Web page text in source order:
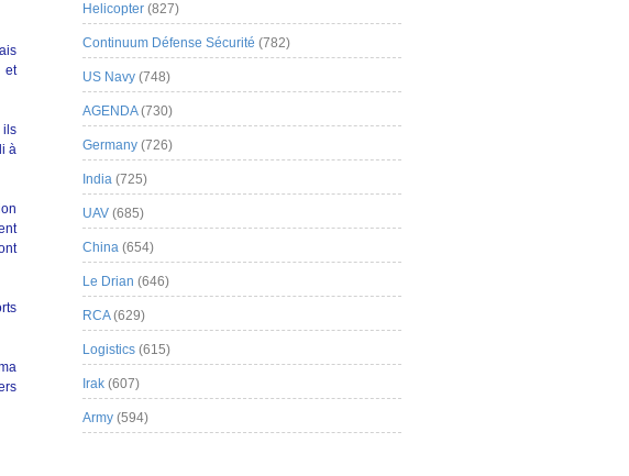
et
ils
à
Helicopter (827)
Continuum Défense Sécurité (782)
US Navy (748)
AGENDA(730)
Germany (726)
India (725)
UAV (685)
China (654)
Le Drian (646)
RCA(629)
Logistics (615)
Irak (607)
Army (594)